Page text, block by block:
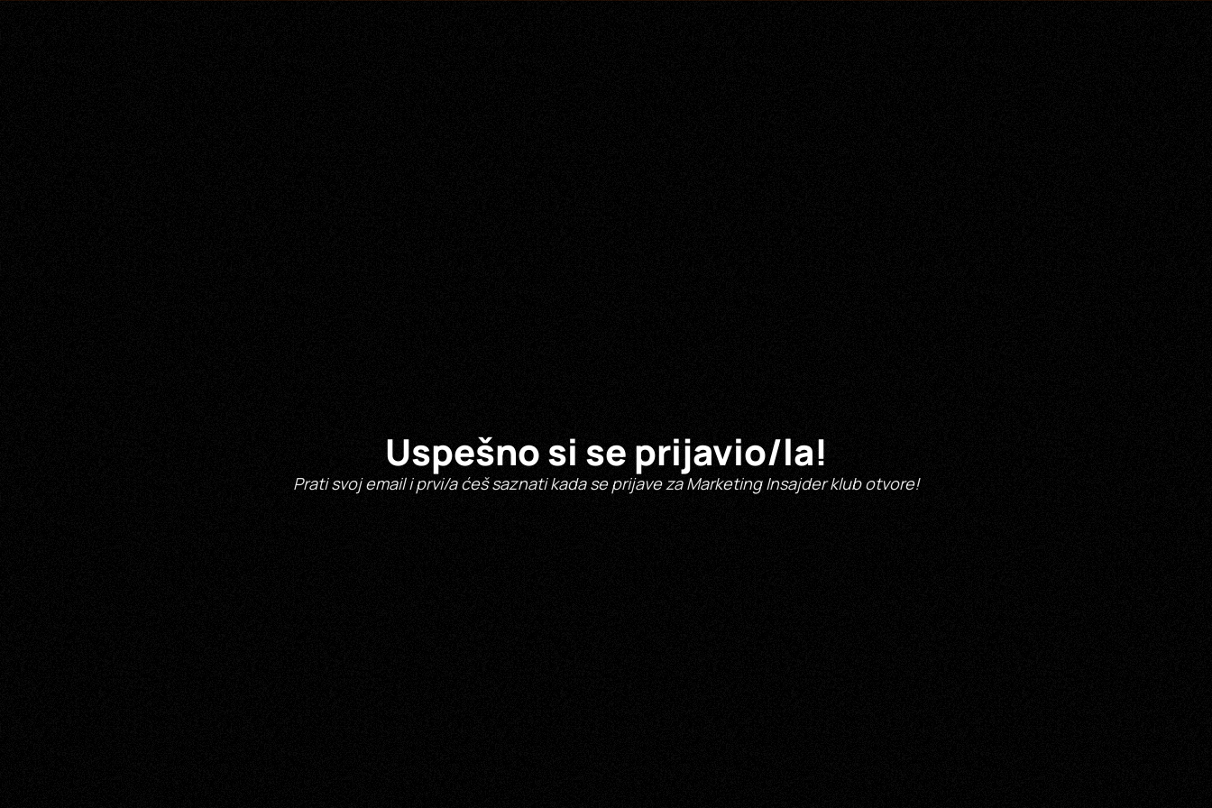
Uspešno si se prijavio/la!
Prati svoj email i prvi/a ćeš saznati kada se prijave za Marketing Insajder klub otvore!